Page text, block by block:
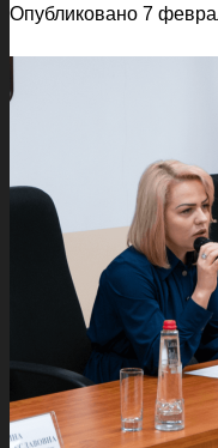
Опубликовано 7